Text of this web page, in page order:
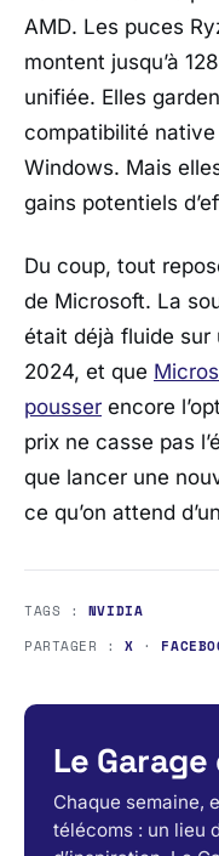
AMD. Les puces
montent jusqu’à
unifiée. Elles
compatibilité native
Windows. Mais
gains potentiels
Du coup, tout
de Microsoft. La
était déjà fluide sur
2024, et que
pousser encore
prix ne casse pas
que lancer une
ce qu’on attend
TAGS : NVIDIA
PARTAGER :X ·
Le Garage
Chaque semaine,
télécoms : un lieu